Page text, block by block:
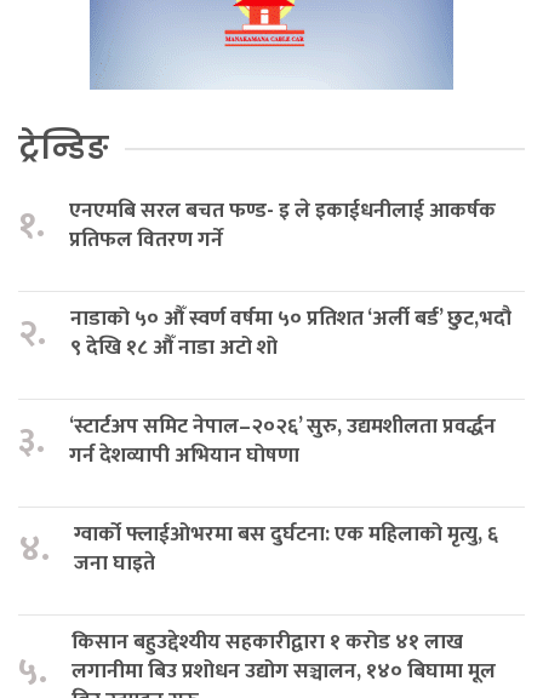
ट्रेन्डिङ
१.
एनएमबि सरल बचत फण्ड- इ ले इकाईधनीलाई आकर्षक
प्रतिफल वितरण गर्ने
२.
नाडाको ५० औँ स्वर्ण वर्षमा ५० प्रतिशत ‘अर्ली बर्ड’ छुट,भदौ
९ देखि १८ औँ नाडा अटो शो
३.
‘स्टार्टअप समिट नेपाल–२०२६’ सुरु, उद्यमशीलता प्रवर्द्धन
गर्न देशव्यापी अभियान घोषणा
४.
ग्वार्को फ्लाईओभरमा बस दुर्घटना: एक महिलाको मृत्यु, ६
जना घाइते
५.
किसान बहुउद्देश्यीय सहकारीद्वारा १ करोड ४१ लाख
लगानीमा बिउ प्रशोधन उद्योग सञ्चालन, १४० बिघामा मूल